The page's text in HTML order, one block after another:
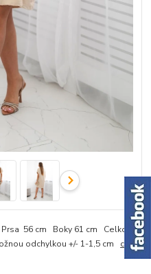
Prsa 56 cm Boky 61 cm Celková
odchylkou +/- 1-1,5 cm celý